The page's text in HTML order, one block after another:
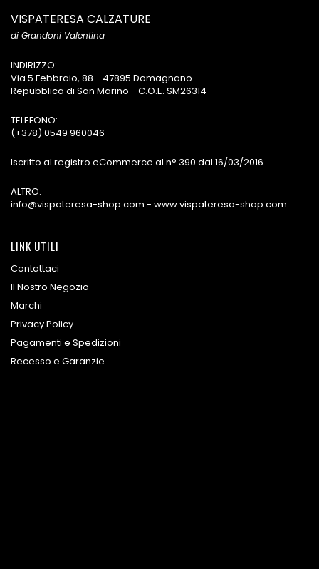
VISPATERESA CALZATURE
di Grandoni Valentina
INDIRIZZO:
Via 5 Febbraio, 88 - 47895 Domagnano
Repubblica di San Marino - C.O.E. SM26314
TELEFONO:
(+378) 0549 960046
Iscritto al registro eCommerce al n° 390 dal 16/03/2016
ALTRO:
info@vispateresa-shop.com - www.vispateresa-shop.com
LINK UTILI
Contattaci
Il Nostro Negozio
Marchi
Privacy Policy
Pagamenti e Spedizioni
Recesso e Garanzie